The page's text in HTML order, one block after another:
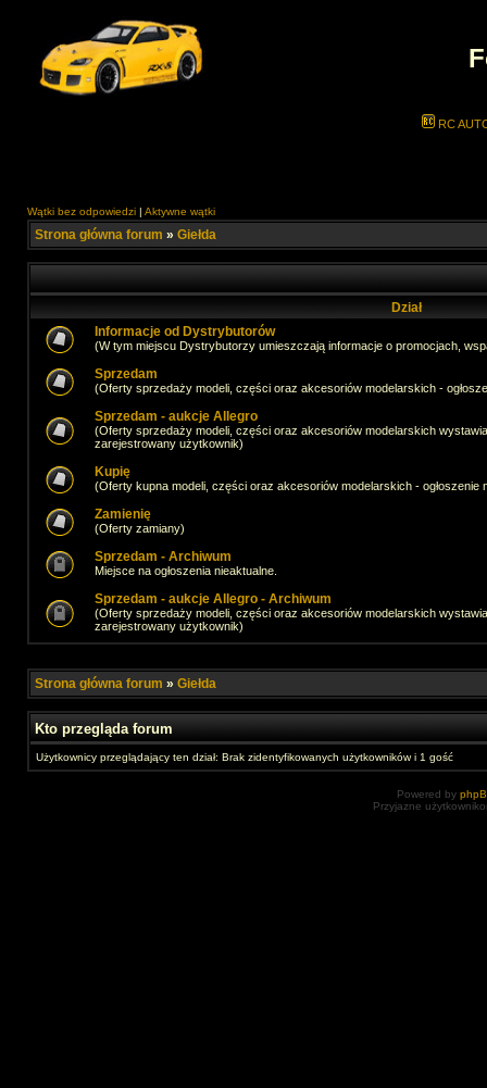
RC
Wątki bez odpowiedzi | Aktywne wątki
Strona główna forum » Giełda
Dział
Informacje od Dystrybutorów
(W tym miejscu Dystrybutorzy umieszczają informacje o promocjach,
Sprzedam
(Oferty sprzedaży modeli, części oraz akcesoriów modelarskich -
Sprzedam - aukcje Allegro
(Oferty sprzedaży modeli, części oraz akcesoriów modelarskich
zarejestrowany użytkownik)
Kupię
(Oferty kupna modeli, części oraz akcesoriów modelarskich -
Zamienię
(Oferty zamiany)
Sprzedam - Archiwum
Miejsce na ogłoszenia nieaktualne.
Sprzedam - aukcje Allegro - Archiwum
(Oferty sprzedaży modeli, części oraz akcesoriów modelarskich
zarejestrowany użytkownik)
Strona główna forum » Giełda
Kto przegląda forum
Użytkownicy przeglądający ten dział: Brak zidentyfikowanych użytkowników i 1 gość
Powered by
Przyjazne